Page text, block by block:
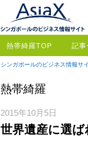
熱帯綺羅TOP 記事
シンガポールのビジネス情報サ
熱帯綺羅
2015年10月5日
世界遺産に選